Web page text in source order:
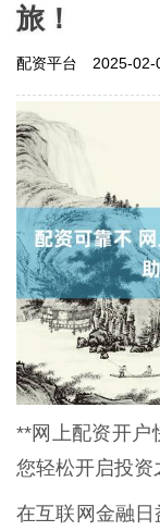
旅！
配资平台 2025-02-
**网上配资开户
您轻松开启投资
在互联网金融